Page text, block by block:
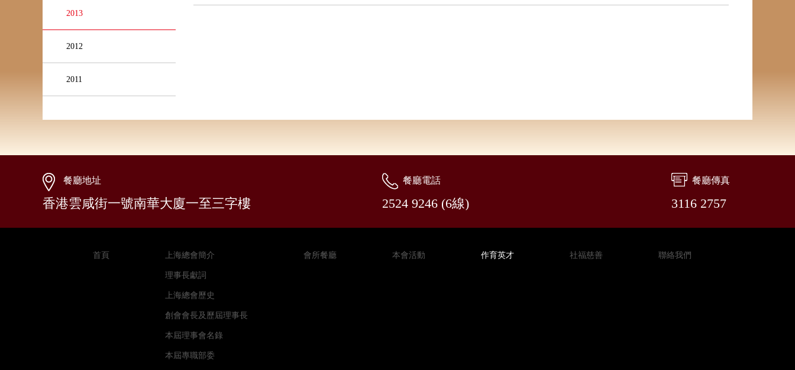
2013
2012
2011
餐廳地址
香港雲咸街一號南華大廈一至三字樓
餐廳電話
2524 9246 (6線)
餐廳傳真
3116 2757
首頁 上海總會簡介
理事長獻詞
上海總會歷史
創會會長及歷屆理事長
本屆理事會名錄
本屆專職部委
會所餐廳 本會活動 作育英才 社福慈善 聯絡我們